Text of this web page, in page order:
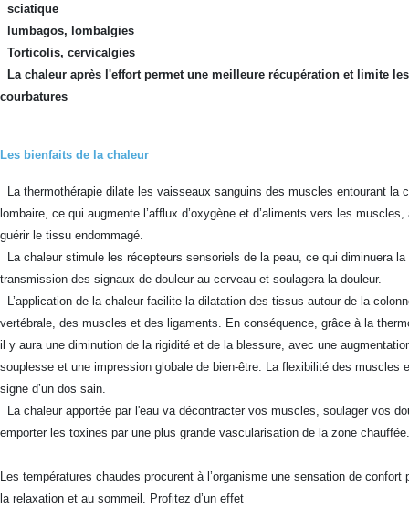
sciatique
lumbagos, lombalgies
Torticolis, cervicalgies
La chaleur après l'effort permet une meilleure récupération et limite les
courbatures
Les bienfaits de la chaleur
La thermothérapie dilate les vaisseaux sanguins des muscles entourant la
lombaire, ce qui augmente l’afflux d’oxygène et d’aliments vers les muscles,
guérir le tissu endommagé.
La chaleur stimule les récepteurs sensoriels de la peau, ce qui diminuera la
transmission des signaux de douleur au cerveau et soulagera la douleur.
L’application de la chaleur facilite la dilatation des tissus autour de la
vertébrale, des muscles et des ligaments. En conséquence, grâce à la
il y aura une diminution de la rigidité et de la blessure, avec une
souplesse et une impression globale de bien-être. La flexibilité des muscles
signe d’un dos sain.
La chaleur apportée par l'eau va décontracter vos muscles, soulager vos
emporter les toxines par une plus grande vascularisation de la zone chauffée.
Les températures chaudes procurent à l’organisme une sensation de confort
la relaxation et au sommeil. Profitez d’un effet